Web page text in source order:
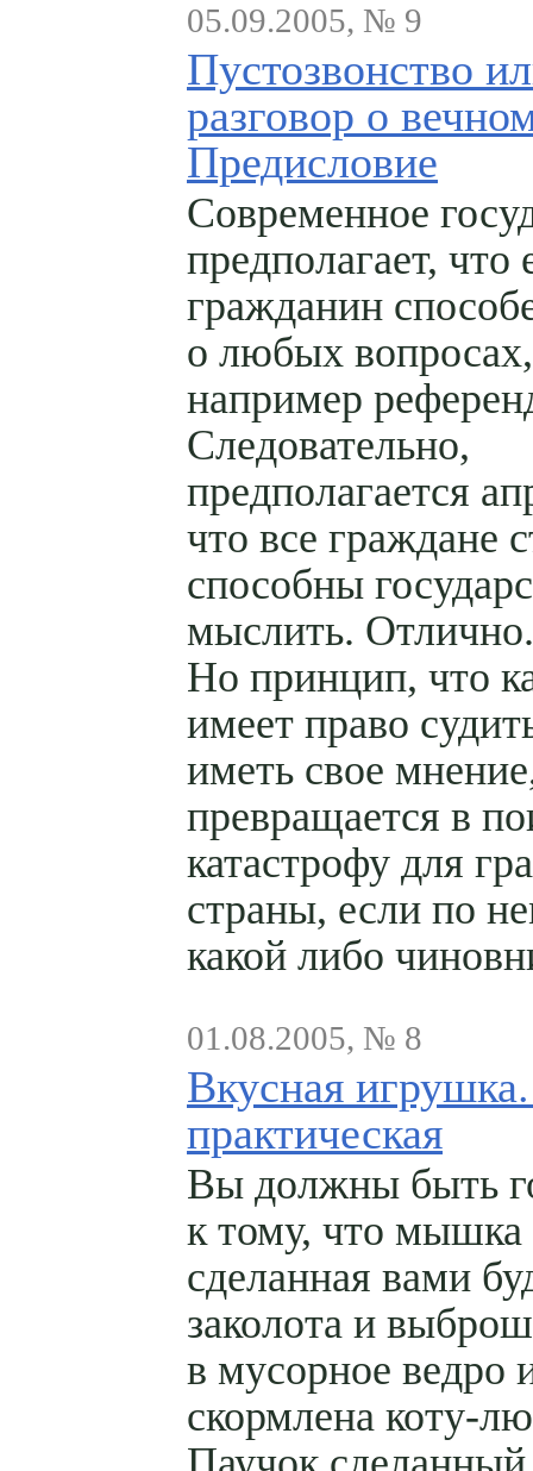
05.09.2005, № 9
Пустозвонство
разговор о
Предисловие
Современное
предполагает, что
гражданин
о любых вопросах,
например
Следовательно,
предполагается
что все граждане
способны
мыслить. Отлично.
Но принцип, что
имеет право
иметь свое
превращается в
катастрофу для
страны, если по
какой либо
01.08.2005, № 8
Вкусная
практическая
Вы должны быть
к тому, что
сделанная вами
заколота и
в мусорное ведро
скормлена коту-